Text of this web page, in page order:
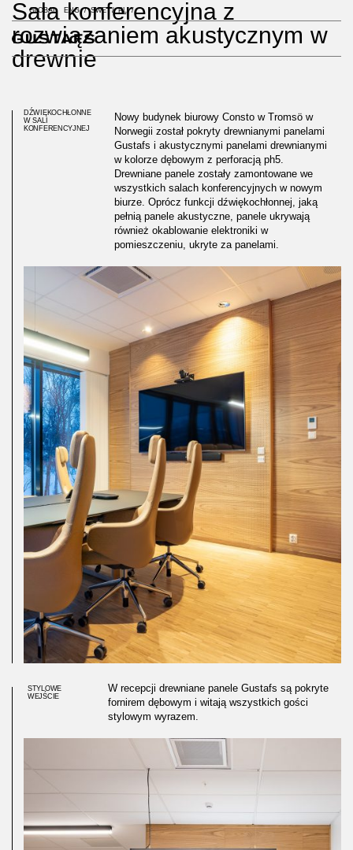
GLOBAL ENG SWE PL
Sala konferencyjna z
rozwiązaniem akustycznym w
drewnie
DŹWIĘKOCHŁONNE
W SALI
KONFERENCYJNEJ
Nowy budynek biurowy Consto w Tromsö w
Norwegii został pokryty drewnianymi panelami
Gustafs i akustycznymi panelami drewnianymi
w kolorze dębowym z perforacją ph5.
Drewniane panele zostały zamontowane we
wszystkich salach konferencyjnych w nowym
biurze. Oprócz funkcji dźwiękochłonnej, jaką
pełnią panele akustyczne, panele ukrywają
również okablowanie elektroniki w
pomieszczeniu, ukryte za panelami.
STYLOWE
WEJŚCIE
W recepcji drewniane panele Gustafs są pokryte
fornirem dębowym i witają wszystkich gości
stylowym wyrazem.